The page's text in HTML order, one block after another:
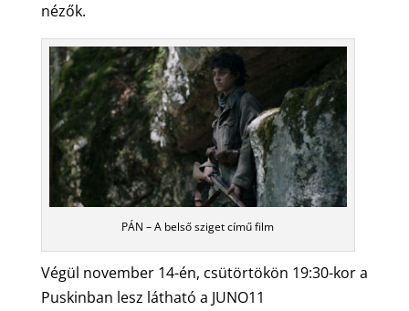
nézők.
PÁN – A belső sziget című film
Végül november 14-én, csütörtökön 19:30-kor a
Puskinban lesz látható a JUNO11